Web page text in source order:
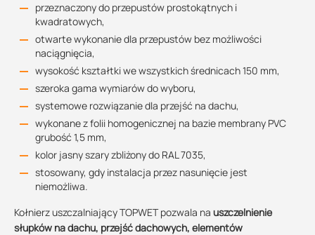
przeznaczony do przepustów prostokątnych i
kwadratowych,
otwarte wykonanie dla przepustów bez możliwości
naciągnięcia,
wysokość kształtki we wszystkich średnicach 150 mm,
szeroka gama wymiarów do wyboru,
systemowe rozwiązanie dla przejść na dachu,
wykonane z folii homogenicznej na bazie membrany PVC
grubość 1,5 mm,
kolor jasny szary zbliżony do RAL 7035,
stosowany, gdy instalacja przez nasunięcie jest
niemożliwa.
Kołnierz uszczalniający TOPWET pozwala na uszczelnienie
słupków na dachu, przejść dachowych, elementów